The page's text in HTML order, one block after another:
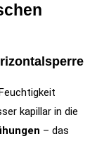
kapillar in die
– das